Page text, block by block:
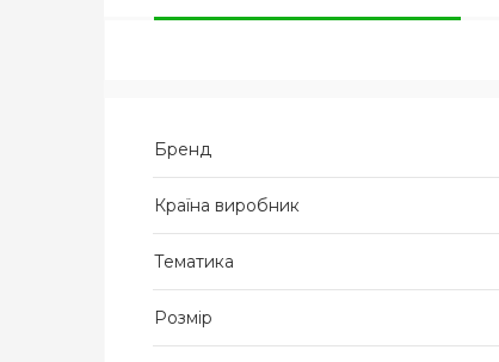
Бренд
Країна виробник
Тематика
Розмір